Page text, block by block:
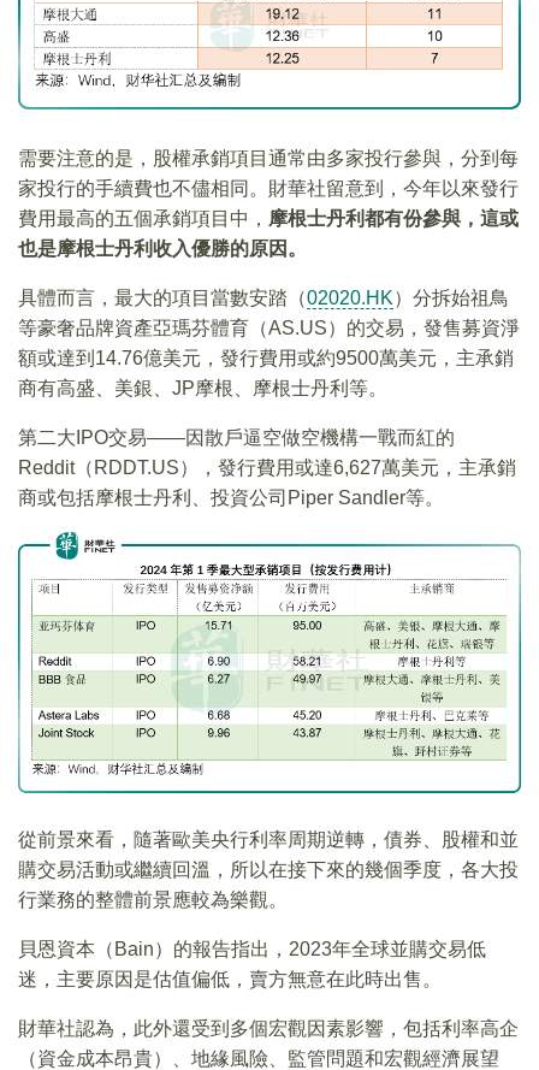
需要注意的是，股權承銷項目通常由多家投行參與，分到每
家投行的手續費也不儘相同。財華社留意到，今年以來發行
費用最高的五個承銷項目中， 摩根士丹利都有份參與，這或
也是摩根士丹利收入優勝的原因。
具體而言，最大的項目當數安踏（02020.HK）分拆始祖鳥
等豪奢品牌資產亞瑪芬體育（AS.US）的交易，發售募資淨
額或達到14.76億美元，發行費用或約9500萬美元，主承銷
商有高盛、美銀、JP摩根、摩根士丹利等。
第二大IPO交易——因散戶逼空做空機構一戰而紅的
Reddit（RDDT.US），發行費用或達6,627萬美元，主承銷
商或包括摩根士丹利、投資公司Piper Sandler等。
從前景來看，隨著歐美央行利率周期逆轉，債券、股權和並
購交易活動或繼續回溫，所以在接下來的幾個季度，各大投
行業務的整體前景應較為樂觀。
貝恩資本（Bain）的報告指出，2023年全球並購交易低
迷，主要原因是估值偏低，賣方無意在此時出售。
財華社認為，此外還受到多個宏觀因素影響，包括利率高企
（資金成本昂貴）、地緣風險、監管問題和宏觀經濟展望